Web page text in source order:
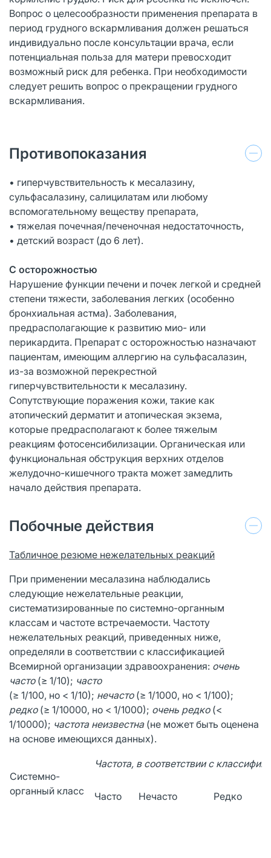
Вопрос о целесообразности применения препарата в
период грудного вскармливания должен решаться
индивидуально после консультации врача, если
потенциальная польза для матери превосходит
возможный риск для ребенка. При необходимости
следует решить вопрос о прекращении грудного
вскармливания.
Противопоказания
• гиперчувствительность к месалазину,
сульфасалазину, салицилатам или любому
вспомогательному веществу препарата,
• тяжелая почечная/печеночная недостаточность,
• детский возраст (до 6 лет).
С осторожностью
Нарушение функции печени и почек легкой и средней
степени тяжести, заболевания легких (особенно
бронхиальная астма). Заболевания,
предрасполагающие к развитию мио- или
перикардита. Препарат с осторожностью назначают
пациентам, имеющим аллергию на сульфасалазин,
из-за возможной перекрестной
гиперчувствительности к месалазину.
Сопутствующие поражения кожи, такие как
атопический дерматит и атопическая экзема,
которые предрасполагают к более тяжелым
реакциям фотосенсибилизации. Органическая или
функциональная обструкция верхних отделов
желудочно-кишечного тракта может замедлить
начало действия препарата.
Побочные действия
Табличное резюме нежелательных реакций
При применении месалазина наблюдались
следующие нежелательные реакции,
систематизированные по системно-органным
классам и частоте встречаемости. Частоту
нежелательных реакций, приведенных ниже,
определяли в соответствии с классификацией
Всемирной организации здравоохранения: очень
часто(≥ 1/10); часто
(≥ 1/100, но < 1/10); нечасто(≥ 1/1000, но < 1/100);
редко(≥ 1/10000, но < 1/1000); очень редко(<
1/10000); частота неизвестна(не может быть оценена
на основе имеющихся данных).
Системно-
органный класс
Частота, в соответствии с
Часто Нечасто Редко